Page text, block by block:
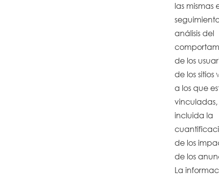
las mismas
análisis del
de los
de los sitios
a los que
vinculadas,
incluida la
de los
de los
La